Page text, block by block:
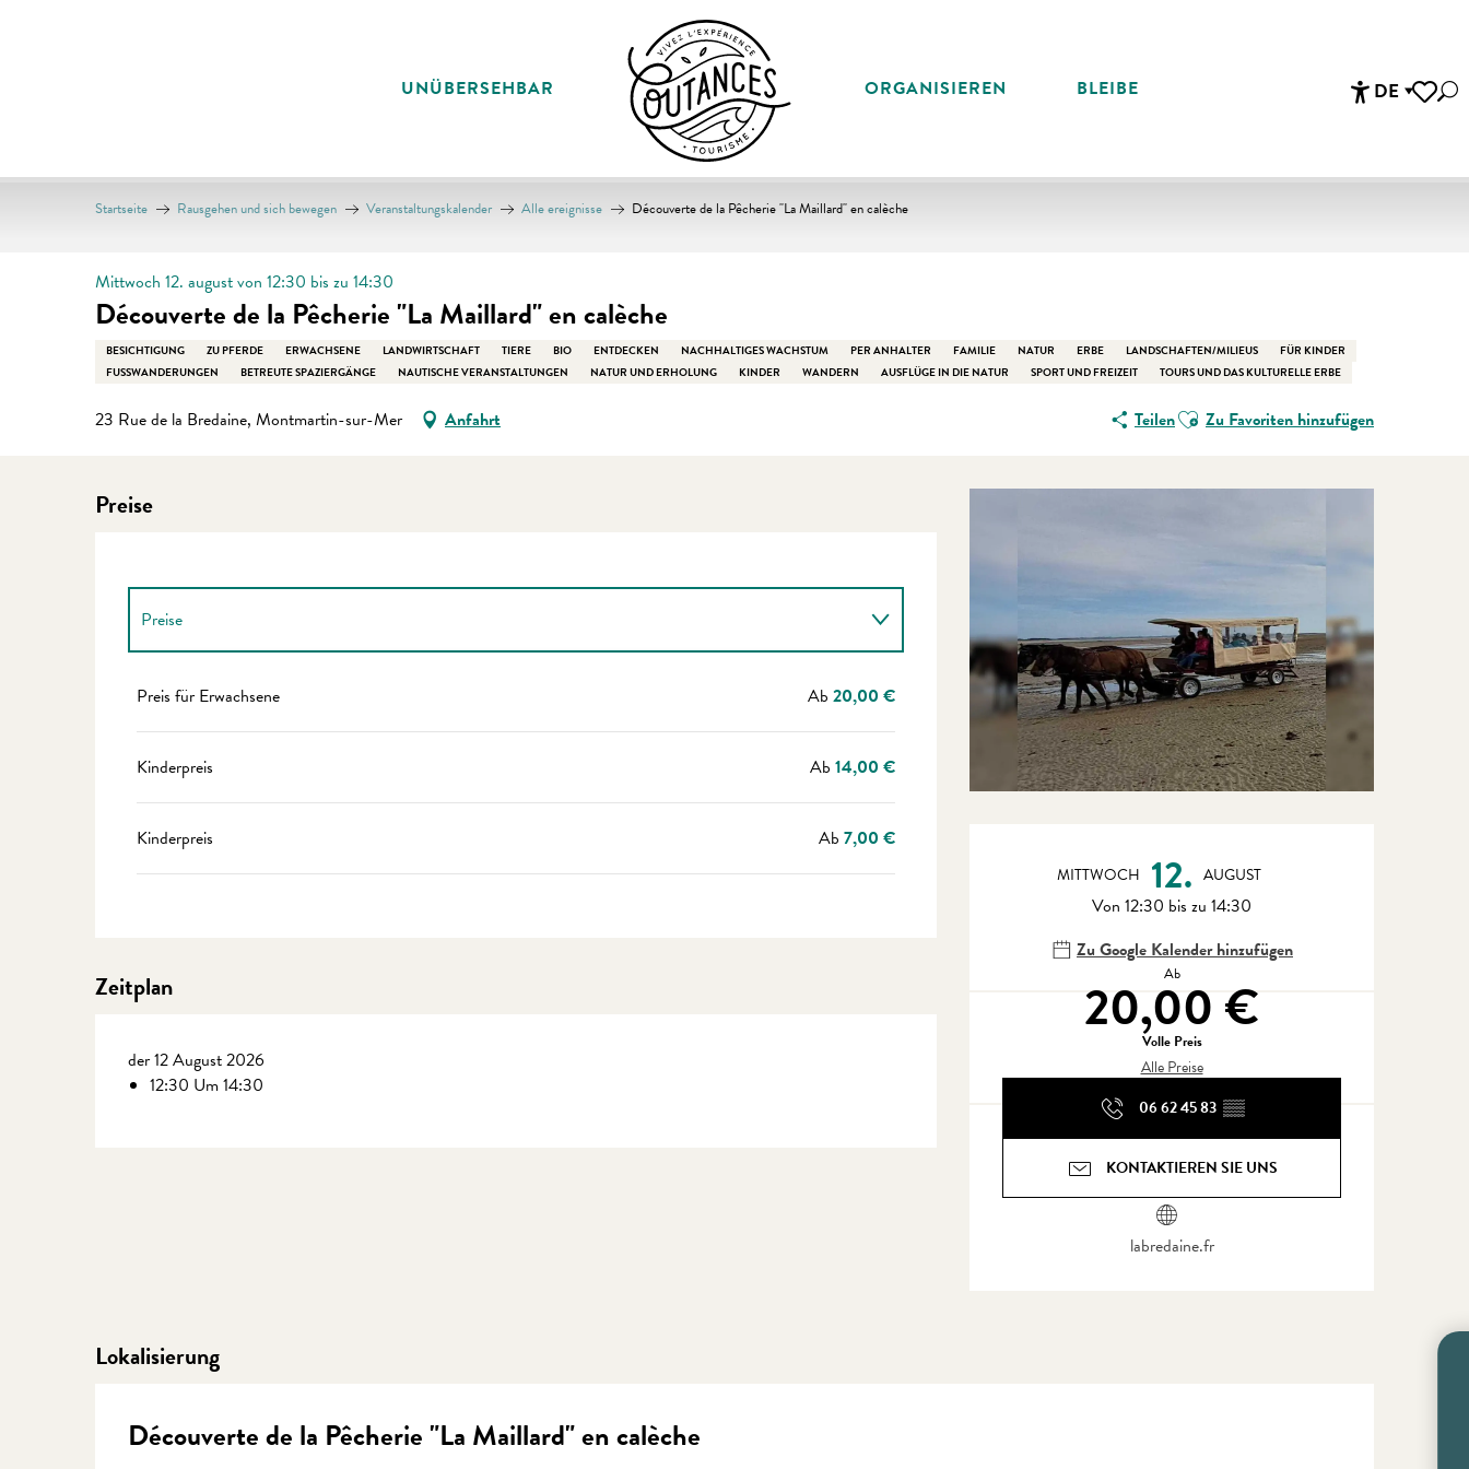
DE
UNÜBERSEHBAR ORGANISIEREN BLEIBE
Startseite Rausgehen und sich bewegen Veranstaltungskalender Alle ereignisse Découverte de la Pêcherie "La Maillard" en calèche
Mittwoch 12. august von 12:30 bis zu 14:30
Découverte de la Pêcherie "La Maillard" en calèche
BESICHTIGUNG ZU PFERDE ERWACHSENE LANDWIRTSCHAFT TIERE BIO ENTDECKEN NACHHALTIGES WACHSTUM PER ANHALTER FAMILIE NATUR ERBE LANDSCHAFTEN/MILIEUS
FÜR KINDER
FUSSWANDERUNGEN
BETREUTE SPAZIERGÄNGE NAUTISCHE VERANSTALTUNGEN NATUR UND ERHOLUNG KINDER WANDERN AUSFLÜGE IN DIE NATUR SPORT UND FREIZEIT TOURS UND DAS KULTURELLE ERBE
23 Rue de la Bredaine, Montmartin-sur-Mer Anfahrt TeilenAjouter aux favoris
Zu Favoriten hinzufügen
Öffnungszeiten &
MITTWOCH 12. AUGUST
Von 12:30 bis zu 14:30
Zu Google Kalender hinzufügen
Ab
20,00 €
Volle Preis
Alle Preise
06 62 45 83 ▒▒
KONTAKTIEREN SIE UNS
labredaine.fr
Preise
Preise
Preise 2027
Preis für Erwachsene Ab20,00 €
Kinderpreis Ab14,00 €
Kinderpreis Ab7,00 €
Zeitplan
der 12 August 2026
12:30 Um 14:30
Lokalisierung
Découverte de la Pêcherie "La Maillard" en calèche